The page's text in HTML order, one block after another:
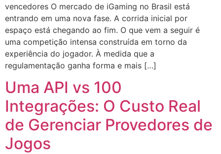
vencedores O mercado de iGaming no Brasil está
entrando em uma nova fase. A corrida inicial por
espaço está chegando ao fim. O que vem a seguir é
uma competição intensa construída em torno da
experiência do jogador. À medida que a
regulamentação ganha forma e mais […]
Uma API vs 100
Integrações: O Custo Real
de Gerenciar Provedores de
Jogos